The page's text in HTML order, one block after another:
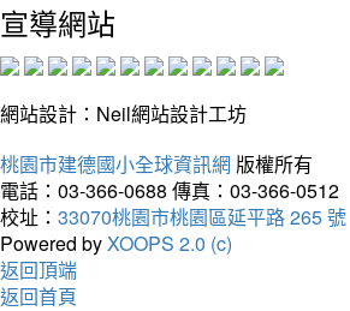
宣導網站
網站設計：Neil網站設計工坊
桃園市建德國小全球資訊網 版權所有
電話：03-366-0688 傳真：03-366-0512
校址： 33070桃園市桃園區延平路 265 號
Powered byXOOPS 2.0 (c)
返回頂端
返回首頁